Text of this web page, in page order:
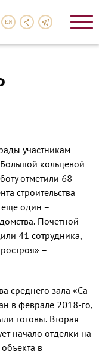
EN
участни­кам
Большой кольцевой
отмети­ли 68
строительства
еще один –
Почетной
41 сотруд­ника,
–
среднего зала «Са­
в феврале 2018-го,
готовы. Вторая
начало отделки на
в